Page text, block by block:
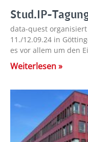
Stud.IP-
data-quest
11./12.09.24 in
es vor allem um den
Weiterlesen »